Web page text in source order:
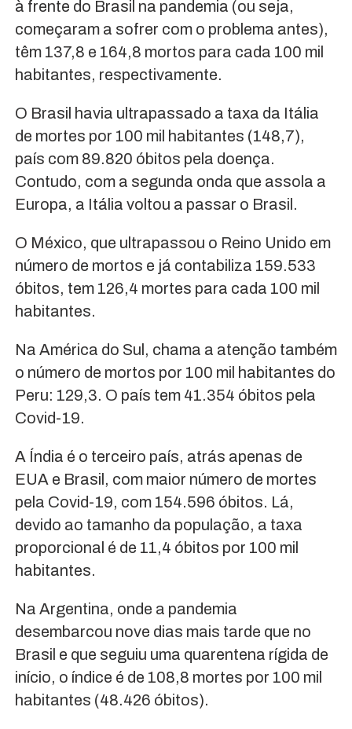
à frente do Brasil na pandemia (ou seja,
começaram a sofrer com o problema antes),
têm 137,8 e 164,8 mortos para cada 100 mil
habitantes, respectivamente.
O Brasil havia ultrapassado a taxa da Itália
de mortes por 100 mil habitantes (148,7),
país com 89.820 óbitos pela doença.
Contudo, com a segunda onda que assola a
Europa, a Itália voltou a passar o Brasil.
O México, que ultrapassou o Reino Unido em
número de mortos e já contabiliza 159.533
óbitos, tem 126,4 mortes para cada 100 mil
habitantes.
Na América do Sul, chama a atenção também
o número de mortos por 100 mil habitantes do
Peru: 129,3. O país tem 41.354 óbitos pela
Covid-19.
A Índia é o terceiro país, atrás apenas de
EUA e Brasil, com maior número de mortes
pela Covid-19, com 154.596 óbitos. Lá,
devido ao tamanho da população, a taxa
proporcional é de 11,4 óbitos por 100 mil
habitantes.
Na Argentina, onde a pandemia
desembarcou nove dias mais tarde que no
Brasil e que seguiu uma quarentena rígida de
início, o índice é de 108,8 mortes por 100 mil
habitantes (48.426 óbitos).